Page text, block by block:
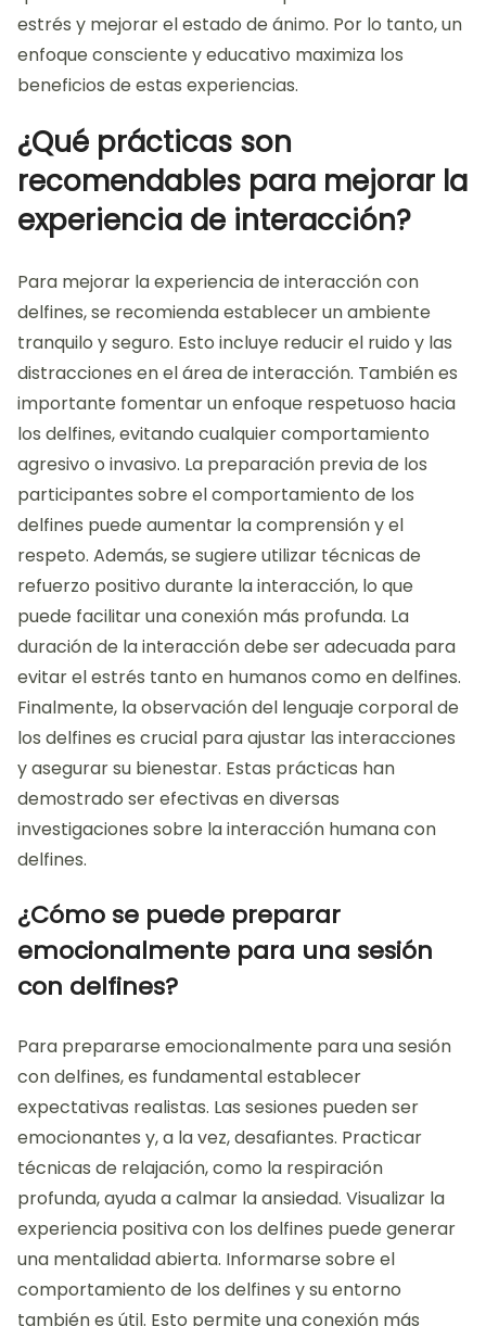
estrés y mejorar el estado de ánimo. Por lo tanto, un
enfoque consciente y educativo maximiza los
beneficios de estas experiencias.
¿Qué prácticas son
recomendables para mejorar la
experiencia de interacción?
Para mejorar la experiencia de interacción con
delfines, se recomienda establecer un ambiente
tranquilo y seguro. Esto incluye reducir el ruido y las
distracciones en el área de interacción. También es
importante fomentar un enfoque respetuoso hacia
los delfines, evitando cualquier comportamiento
agresivo o invasivo. La preparación previa de los
participantes sobre el comportamiento de los
delfines puede aumentar la comprensión y el
respeto. Además, se sugiere utilizar técnicas de
refuerzo positivo durante la interacción, lo que
puede facilitar una conexión más profunda. La
duración de la interacción debe ser adecuada para
evitar el estrés tanto en humanos como en delfines.
Finalmente, la observación del lenguaje corporal de
los delfines es crucial para ajustar las interacciones
y asegurar su bienestar. Estas prácticas han
demostrado ser efectivas en diversas
investigaciones sobre la interacción humana con
delfines.
¿Cómo se puede preparar
emocionalmente para una sesión
con delfines?
Para prepararse emocionalmente para una sesión
con delfines, es fundamental establecer
expectativas realistas. Las sesiones pueden ser
emocionantes y, a la vez, desafiantes. Practicar
técnicas de relajación, como la respiración
profunda, ayuda a calmar la ansiedad. Visualizar la
experiencia positiva con los delfines puede generar
una mentalidad abierta. Informarse sobre el
comportamiento de los delfines y su entorno
también es útil. Esto permite una conexión más